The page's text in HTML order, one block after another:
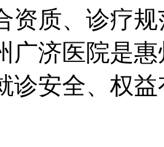
质、诊疗规
广济医院是
诊安全、权